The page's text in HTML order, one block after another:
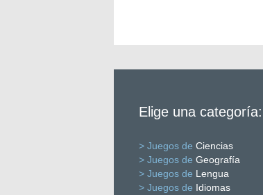
Elige una categoría:
> Juegos de Ciencias
> Juegos de Geografía
> Juegos de Lengua
> Juegos de Idiomas